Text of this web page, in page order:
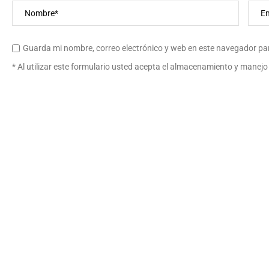
Guarda mi nombre, correo electrónico y web en este navegador
* Al utilizar este formulario usted acepta el almacenamiento y